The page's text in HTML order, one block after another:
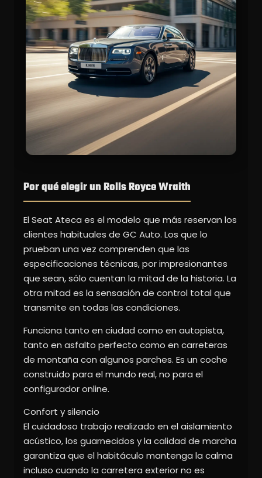
Por qué elegir un Rolls Royce Wraith
El Seat Ateca es el modelo que más reservan los
clientes habituales de GC Auto. Los que lo
prueban una vez comprenden que las
especificaciones técnicas, por impresionantes
que sean, sólo cuentan la mitad de la historia. La
otra mitad es la sensación de control total que
transmite en todas las condiciones.
Funciona tanto en ciudad como en autopista,
tanto en asfalto perfecto como en carreteras
de montaña con algunos parches. Es un coche
construido para el mundo real, no para el
configurador online.
Confort y silencio
El cuidadoso trabajo realizado en el aislamiento
acústico, los guarnecidos y la calidad de marcha
garantiza que el habitáculo mantenga la calma
incluso cuando la carretera exterior no es